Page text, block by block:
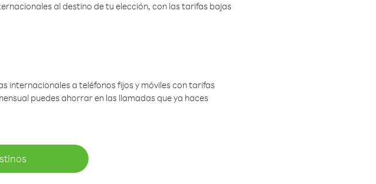
al destino de tu elección, con las tarifas bajas
internacionales a teléfonos fijos y móviles con tarifas
puedes ahorrar en las llamadas que ya haces